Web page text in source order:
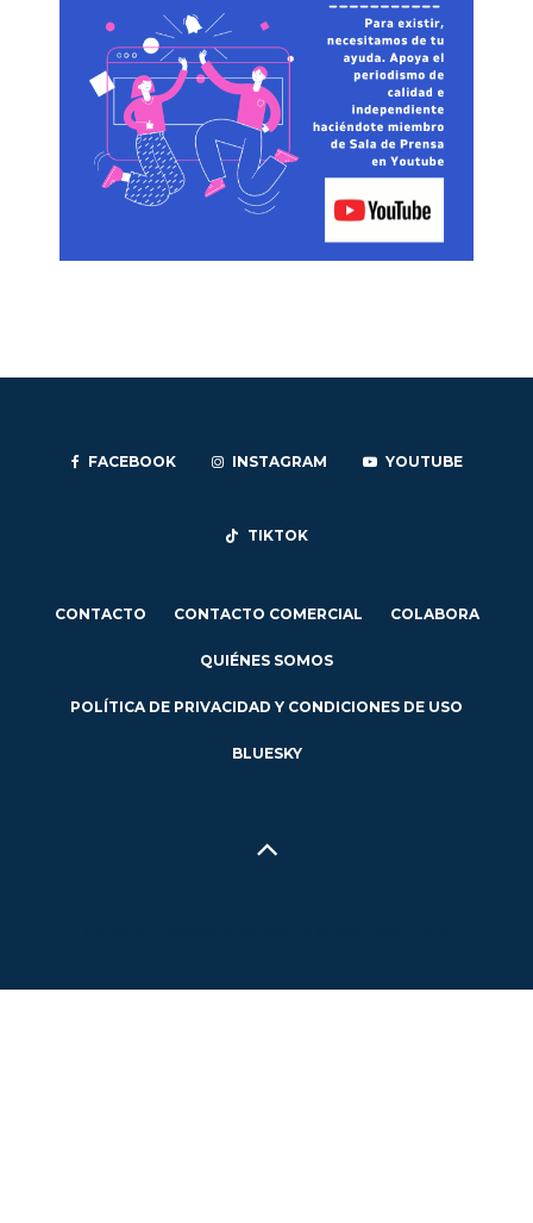
FACEBOOK INSTAGRAM YOUTUBE
TIKTOK
CONTACTO CONTACTO COMERCIAL COLABORA
QUIÉNES SOMOS
POLÍTICA DE PRIVACIDAD Y CONDICIONES DE USO
BLUESKY